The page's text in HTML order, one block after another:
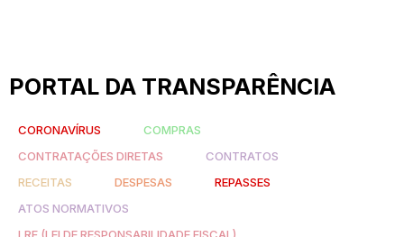
PORTAL DA TRANSPARÊNCIA
CORONAVÍRUS
COMPRAS
CONTRATAÇÕES DIRETAS
CONTRATOS
RECEITAS
DESPESAS
REPASSES
ATOS NORMATIVOS